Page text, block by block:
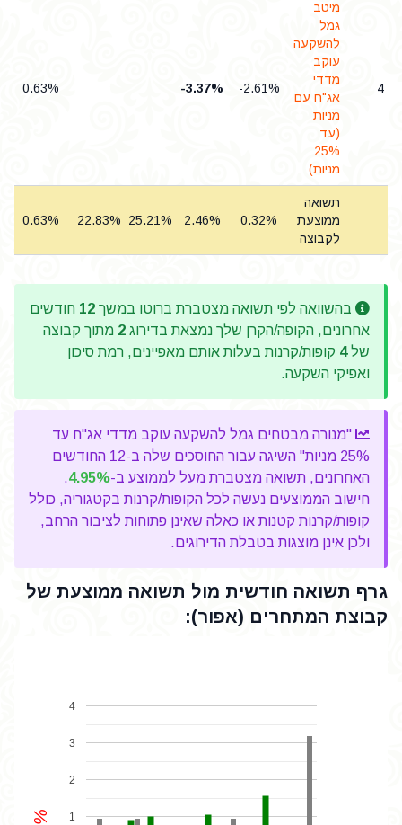
4
מיטב
גמל
להשקעה
עוקב
מדדי
אג"ח עם
מניות
(עד
25%
מניות)
-2.61%
-3.37%
0.63%
תשואה
ממוצעת
לקבוצה
0.32%
2.46%
25.21%
22.83%
0.63%
בהשוואה לפי תשואה מצטברת ברוטו במשך 12 חודשים
אחרונים, הקופה/הקרן שלך נמצאת בדירוג 2 מתוך קבוצה
של4 קופות/קרנות בעלות אותם מאפיינים, רמת סיכון
ואפיקי השקעה.
"מנורה מבטחים גמל להשקעה עוקב מדדי אג"ח עד
25% מניות" השיגה עבור החוסכים שלה ב-12 החודשים
האחרונים, תשואה מצטברת מעל לממוצע ב-4.95%
.
חישוב הממוצעים נעשה לכל הקופות/קרנות בקטגוריה, כולל
קופות/קרנות קטנות או כאלה שאינן פתוחות לציבור הרחב,
ולכן אינן מוצגות בטבלת הדירוגים.
גרף תשואה חודשית מול תשואה ממוצעת של
קבוצת המתחרים (אפור):
1
2
3
4
%